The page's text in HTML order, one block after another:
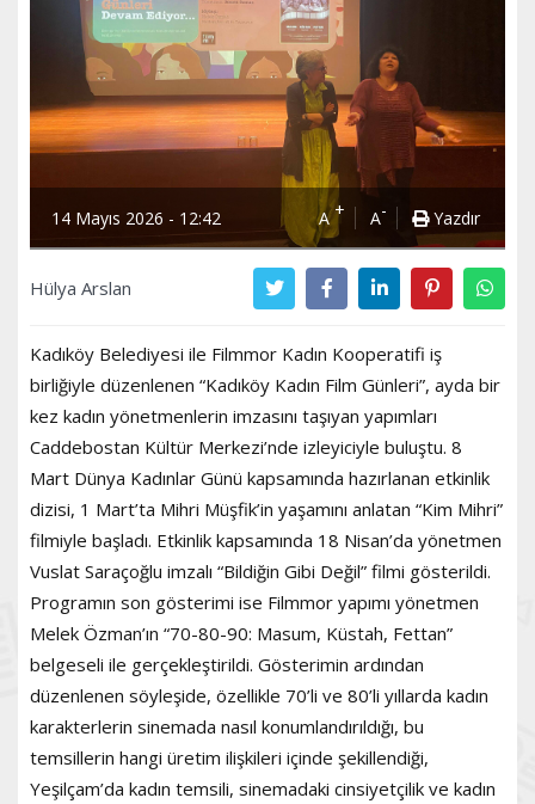
14 Mayıs 2026 - 12:42 A+ A- Yazdır
Hülya Arslan
Kadıköy Belediyesi ile Filmmor Kadın Kooperatifi iş
birliğiyle düzenlenen “Kadıköy Kadın Film Günleri”, ayda bir
kez kadın yönetmenlerin imzasını taşıyan yapımları
Caddebostan Kültür Merkezi’nde izleyiciyle buluştu. 8
Mart Dünya Kadınlar Günü kapsamında hazırlanan etkinlik
dizisi, 1 Mart’ta Mihri Müşfik’in yaşamını anlatan “Kim Mihri”
filmiyle başladı. Etkinlik kapsamında 18 Nisan’da yönetmen
Vuslat Saraçoğlu imzalı “Bildiğin Gibi Değil” filmi gösterildi.
Programın son gösterimi ise Filmmor yapımı yönetmen
Melek Özman’ın “70-80-90: Masum, Küstah, Fettan”
belgeseli ile gerçekleştirildi. Gösterimin ardından
düzenlenen söyleşide, özellikle 70’li ve 80’li yıllarda kadın
karakterlerin sinemada nasıl konumlandırıldığı, bu
temsillerin hangi üretim ilişkileri içinde şekillendiği,
Yeşilçam’da kadın temsili, sinemadaki cinsiyetçilik ve kadın